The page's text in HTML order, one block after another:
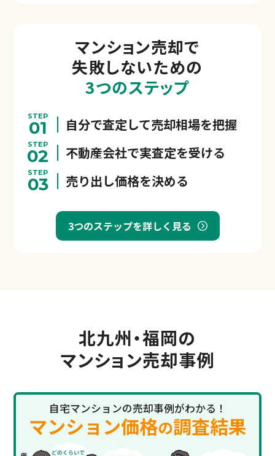
マンション売却で
失敗しないための
3つのステップ
STEP
01 自分で査定して売却相場を把握
STEP
02 不動産会社で実査定を受ける
STEP
03 売り出し価格を決める
3つのステップを詳しく見る
北九州・福岡の
マンション売却事例
自宅マンションの売却事例がわかる！
マンション価格の調査結果